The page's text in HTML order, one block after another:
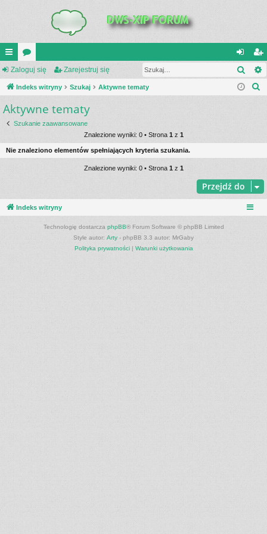
UI
C
K
_L
IN
K
or
a
al
og
ę
ar
ej
j
si
Zaloguj się Zarejestruj się
Indeks witryny Szukaj Aktywne tematy
Aktywne tematy
Szukanie zaawansowane
Znalezione wyniki: 0 • Strona 1 z 1
Nie znaleziono elementów spełniających kryteria szukania.
Znalezione wyniki: 0 • Strona 1z 1
Przejdź do
Indeks witryny
Technologię dostarcza phpBB® Forum Software © phpBB Limited
Style autor: Arty - phpBB 3.3 autor: MrGaby
Polityka prywatności| Warunki użytkowania